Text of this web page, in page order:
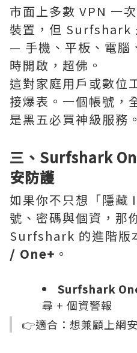
市面上多數 VPN 一
裝置，但 Surfshark
— 手機、平板、電腦
時開啟，超佛。
這對家庭用戶或數位
接爆表。一個帳號，
是黑五必買神級服務。
三、Surfshark
安防護
如果你不只想「隱藏
號、密碼與個資，那
Surfshark 的進階版
/ One+ 。
Surfshark
尋 + 個資警報
👉適合：想兼顧上網